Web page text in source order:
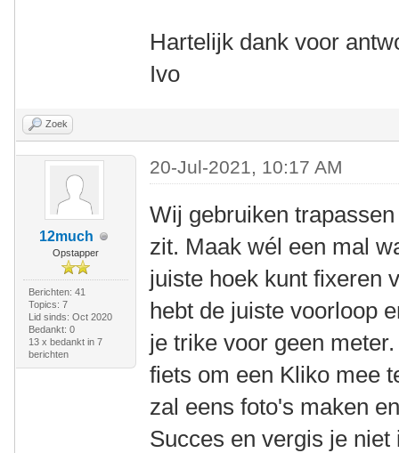
Hartelijk dank voor
Ivo
Zoek
12much
Opstapper
Berichten: 41
Topics: 7
Lid sinds: Oct 2020
Bedankt: 0
13 x bedankt in 7
berichten
20-Jul-2021, 10:17 AM
Wij gebruiken
zit. Maak wél een mal
juiste hoek kunt fixeren
hebt de juiste voorloop
je trike voor geen
fiets om een Kliko mee
zal eens foto's maken
Succes en vergis je